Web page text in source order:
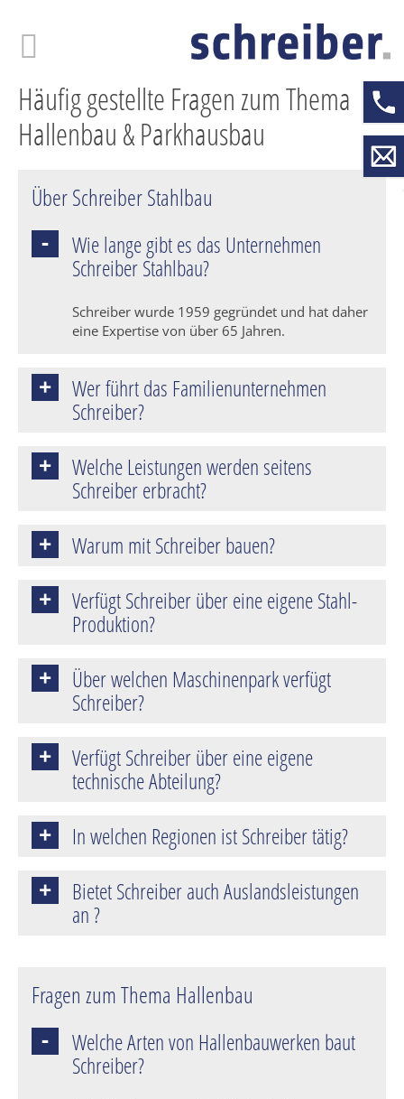
main
content
Häufig gestellte Fragen zum Thema
Hallenbau & Parkhausbau
Über Schreiber Stahlbau
Wie lange gibt es das Unternehmen
Schreiber Stahlbau?
Schreiber wurde 1959 gegründet und hat daher
eine Expertise von über 65 Jahren.
Wer führt das Familienunternehmen
Schreiber?
Welche Leistungen werden seitens
Schreiber erbracht?
Warum mit Schreiber bauen?
Verfügt Schreiber über eine eigene Stahl-
Produktion?
Über welchen Maschinenpark verfügt
Schreiber?
Verfügt Schreiber über eine eigene
technische Abteilung?
In welchen Regionen ist Schreiber tätig?
Bietet Schreiber auch Auslandsleistungen
an ?
Fragen zum Thema Hallenbau
Welche Arten von Hallenbauwerken baut
Schreiber?